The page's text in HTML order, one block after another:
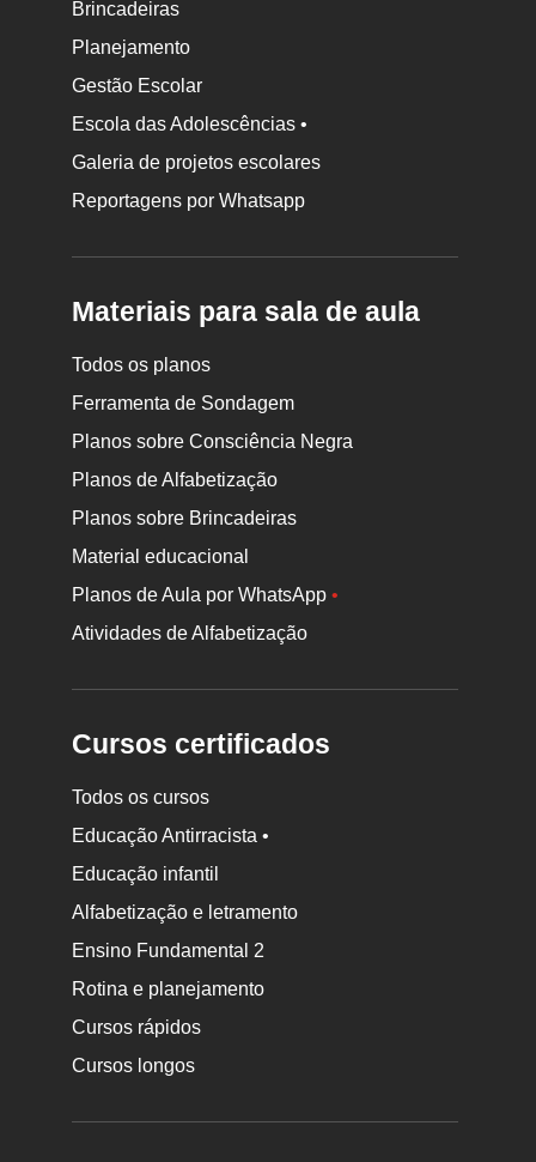
Brincadeiras
Planejamento
Gestão Escolar
Escola das Adolescências •
Galeria de projetos escolares
Reportagens por Whatsapp
Materiais para sala de aula
Todos os planos
Ferramenta de Sondagem
Planos sobre Consciência Negra
Planos de Alfabetização
Planos sobre Brincadeiras
Material educacional
Planos de Aula por WhatsApp•
Atividades de Alfabetização
Cursos certificados
Todos os cursos
Educação Antirracista •
Educação infantil
Alfabetização e letramento
Ensino Fundamental 2
Rotina e planejamento
Cursos rápidos
Cursos longos